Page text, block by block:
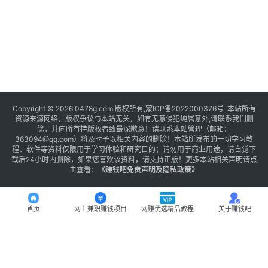
Copyright © 2026 0478g.com 版权所有,蒙ICP备2022000376号 本站所有
资源来源网络，版权争议与本站无关，如有无意侵犯纯属意外,请联系我们删
除，并向所有持版权者致最深歉意！请联系本站管理（邮箱：
363094@qq.com）将及时予以相关内容的删除！本站所发布的一切学习教
程、软件等资料仅限用于学习体验和研究目的；请勿用于商业用途，请自觉下
载后24小时内删除，如果您喜欢该资料，请支持正版！更多本站相关声明请点
击查看：
《赚钱吧免责声明及隐私政策》
首页 网上兼职赚钱项目 网赚优选精品教程 关于赚钱吧